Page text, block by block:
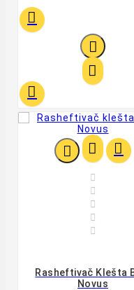




  





Rasheftivač Klešta
Novus